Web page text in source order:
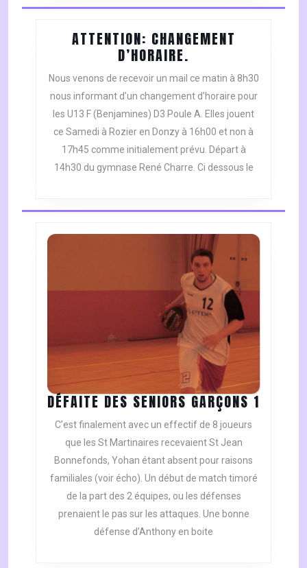
ATTENTION: CHANGEMENT
D’HORAIRE.
CHANGEMENT
D’HORAIRE.
Nous venons de recevoir un mail ce matin à 8h30
nous informant d’un changement d’horaire pour
les U13 F (Benjamines) D3 Poule A. Elles jouent
ce Samedi à Rozier en Donzy à 16h00 et non à
17h45 comme initialement prévu. Départ à
14h30 du gymnase René Charre. Ci dessous le
DÉFAITE DES SENIORS GARÇONS 1
C’est finalement avec un effectif de 8 joueurs
que les St Martinaires recevaient St Jean
Bonnefonds, Yohan étant absent pour raisons
familiales (voir écho). Un début de match timoré
de la part des 2 équipes, ou les défenses
prenaient le pas sur les attaques. Une bonne
défense d’Anthony en boite